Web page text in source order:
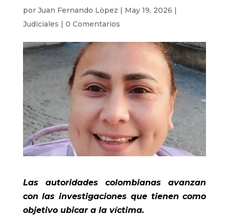
por Juan Fernando Lòpez | May 19, 2026 |
Judiciales | 0 Comentarios
Las autoridades colombianas avanzan
con las investigaciones que tienen como
objetivo ubicar a la víctima.